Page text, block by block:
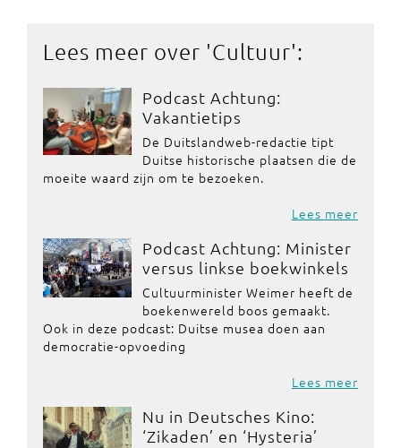
Lees meer over 'Cultuur':
Podcast Achtung:
Vakantietips
De Duitslandweb-redactie tipt
Duitse historische plaatsen die de
moeite waard zijn om te bezoeken.
Lees meer
Podcast Achtung: Minister
versus linkse boekwinkels
Cultuurminister Weimer heeft de
boekenwereld boos gemaakt.
Ook in deze podcast: Duitse musea doen aan
democratie-opvoeding
Lees meer
Nu in Deutsches Kino:
‘Zikaden’ en ‘Hysteria’